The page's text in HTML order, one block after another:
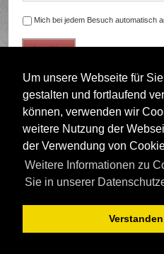
Um unsere Webseite für
gestalten und fortlaufend
können, verwenden wir
weitere Nutzung der
der Verwendung von
Weitere Informationen zu
Sie in unserer
Verstanden
Mich bei jedem Besuch automatisch
Ändere Schriftgröße
Wer ist online?
Insgesamt sind645Besucher
643 Gäste (basierend auf den
gleichzeitig online waren.